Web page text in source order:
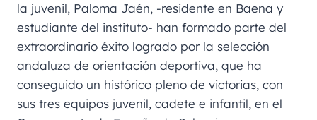
la juvenil, Paloma Jaén, -residente en Baena y
estudiante del instituto- han formado parte del
extraordinario éxito logrado por la selección
andaluza de orientación deportiva, que ha
conseguido un histórico pleno de victorias, con
sus tres equipos juvenil, cadete e infantil, en el